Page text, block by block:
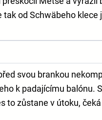
tak od Schwäbeho klece
svou brankou
k padajícímu balónu.
to zůstane v útoku,